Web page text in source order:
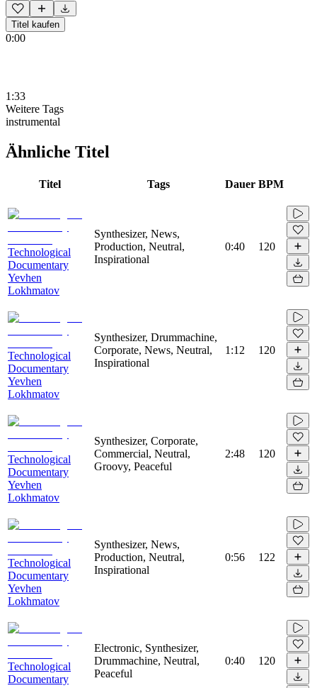
Titel kaufen
0:00
1:33
Weitere Tags
instrumental
Ähnliche Titel
Titel Tags Dauer BPM
Technological
Documentary
Yevhen
Lokhmatov
Synthesizer, News,
Production, Neutral,
Inspirational
0:40 120
Technological
Documentary
Yevhen
Lokhmatov
Synthesizer, Drummachine,
Corporate, News, Neutral,
Inspirational
1:12 120
Technological
Documentary
Yevhen
Lokhmatov
Synthesizer, Corporate,
Commercial, Neutral,
Groovy, Peaceful
2:48 120
Technological
Documentary
Yevhen
Lokhmatov
Synthesizer, News,
Production, Neutral,
Inspirational
0:56 122
Technological
Documentary
Electronic, Synthesizer,
Drummachine, Neutral,
Peaceful
0:40 120